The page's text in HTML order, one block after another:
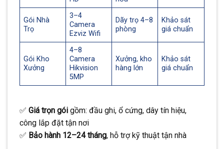
Gói Nhà
Trọ
3–4
Camera
Ezviz Wifi
Dãy trọ 4–8
phòng
Khảo sát
giá chuẩn
Gói Kho
Xưởng
4–8
Camera
Hikvision
5MP
Xưởng, kho
hàng lớn
Khảo sát
giá chuẩn
✅ Giá trọn gói gồm: đầu ghi, ổ cứng, dây tín hiệu,
công lắp đặt tận nơi
✅ Bảo hành 12–24 tháng, hỗ trợ kỹ thuật tận nhà